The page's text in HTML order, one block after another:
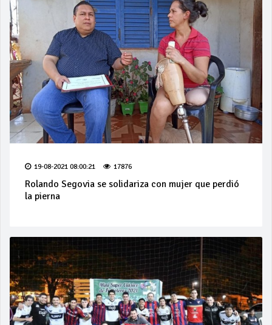
19-08-2021 08:00:21 17876
Rolando Segovia se solidariza con mujer que perdió
la pierna